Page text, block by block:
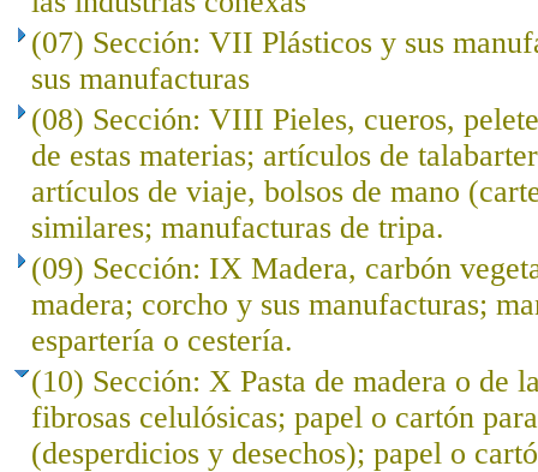
(07) Sección: VII Plásticos y sus
sus manufacturas
(08) Sección: VIII Pieles, cueros,
de estas materias; artículos de
artículos de viaje, bolsos de mano
similares; manufacturas de tripa.
(09) Sección: IX Madera, carbón
madera; corcho y sus manufacturas;
espartería o cestería.
(10) Sección: X Pasta de madera o de
fibrosas celulósicas; papel o cartón
(desperdicios y desechos); papel o